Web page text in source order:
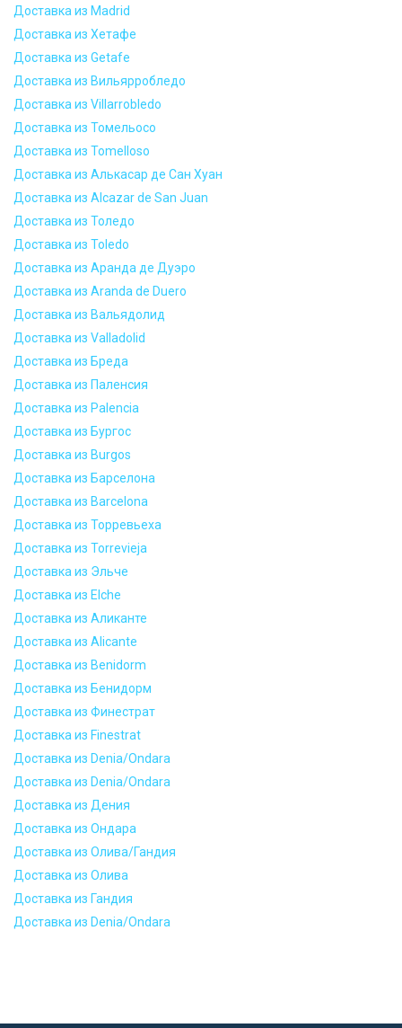
Доставка из Madrid
Доставка из Хетафе
Доставка из Getafe
Доставка из Вильярробледо
Доставка из Villarrobledo
Доставка из Томельосо
Доставка из Tomelloso
Доставка из Алькасар де Сан Хуан
Доставка из Alcazar de San Juan
Доставка из Толедо
Доставка из Toledo
Доставка из Аранда де Дуэро
Доставка из Aranda de Duero
Доставка из Вальядолид
Доставка из Valladolid
Доставка из Бреда
Доставка из Паленсия
Доставка из Palencia
Доставка из Бургос
Доставка из Burgos
Доставка из Барселона
Доставка из Barcelona
Доставка из Торревьеха
Доставка из Torrevieja
Доставка из Эльче
Доставка из Elche
Доставка из Аликанте
Доставка из Alicante
Доставка из Benidorm
Доставка из Бенидорм
Доставка из Финестрат
Доставка из Finestrat
Доставка из Denia/Ondara
Доставка из Denia/Ondara
Доставка из Дения
Доставка из Ондара
Доставка из Олива/Гандия
Доставка из Олива
Доставка из Гандия
Доставка из Denia/Ondara